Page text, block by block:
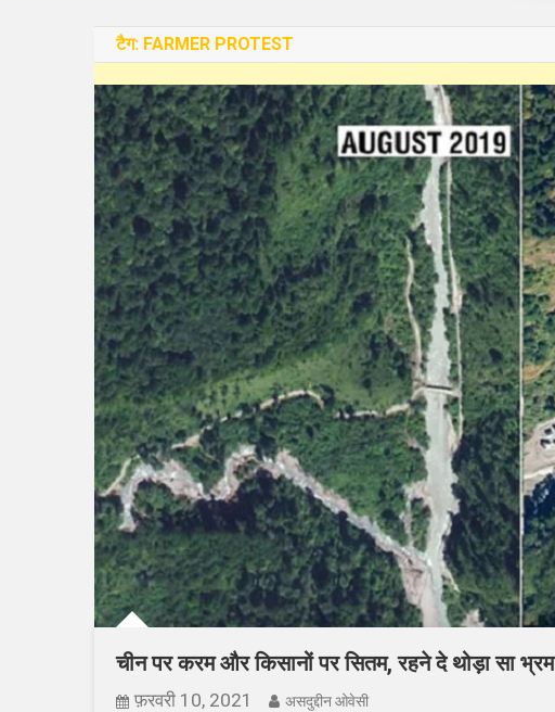
टैग: FARMER PROTEST
चीन पर करम और किसानों पर सितम, रहने दे थोड़ा सा भ्रम
फ़रवरी 10, 2021 असदुद्दीन ओवेसी